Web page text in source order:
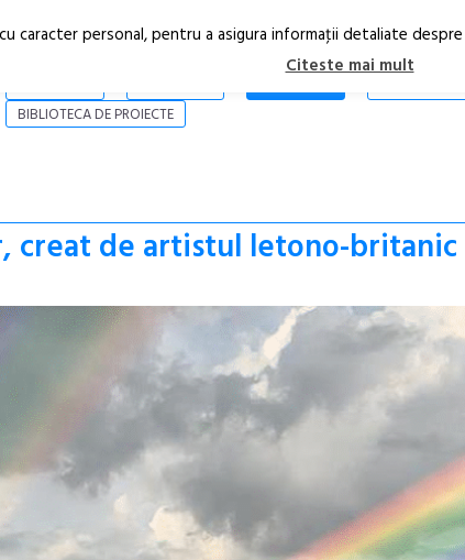
STIRI
BIBLIOTECA DE PROIECTE
creat de artistul letono-
caracter personal, pentru a asigura informaţii detaliate
Citeste mai mult